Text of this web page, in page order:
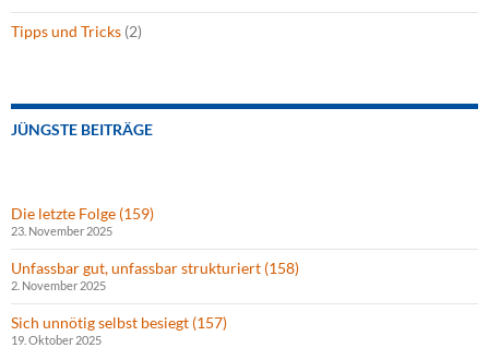
Tipps und Tricks (2)
JÜNGSTE BEITRÄGE
Die letzte Folge (159)
23. November 2025
Unfassbar gut, unfassbar strukturiert (158)
2. November 2025
Sich unnötig selbst besiegt (157)
19. Oktober 2025